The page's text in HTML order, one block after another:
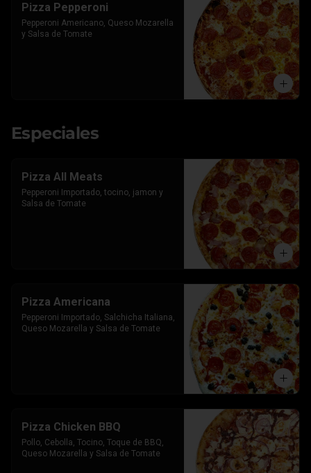
Pizza Pepperoni
Pepperoni Americano, Queso Mozarella
y Salsa de Tomate
Especiales
Pizza All Meats
Pepperoni Importado, tocino, jamon y
Salsa de Tomate
Pizza Americana
Pepperoni Importado, Salchicha Italiana,
Queso Mozarella y Salsa de Tomate
Pizza Chicken BBQ
Pollo, Cebolla, Tocino, Toque de BBQ,
Queso Mozarella y Salsa de Tomate